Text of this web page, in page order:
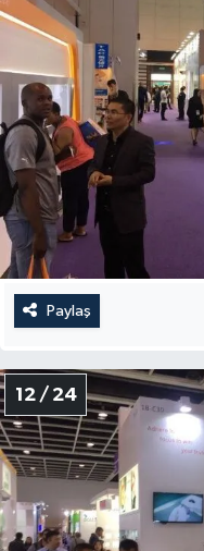
Paylaş
12 / 24